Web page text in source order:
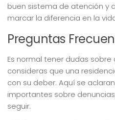
buen sistema de atención y
marcar la diferencia en la
Preguntas
Es normal tener dudas
consideras que una
con su deber. Aquí se
importantes sobre
seguir.